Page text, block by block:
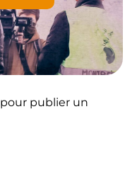
pour publier un